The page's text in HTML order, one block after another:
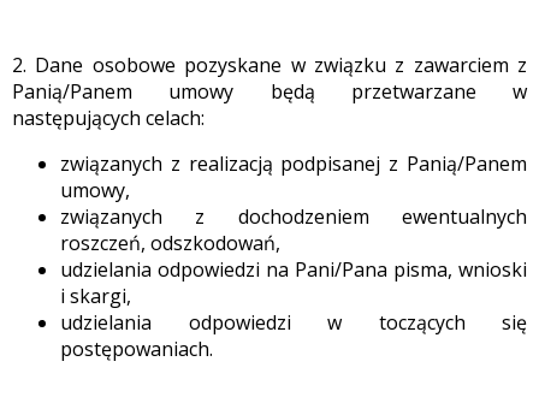
2. Dane osobowe pozyskane w związku z zawarciem z
Panią/Panem umowy będą przetwarzane w
następujących celach:
związanych z realizacją podpisanej z Panią/Panem
umowy,
związanych z dochodzeniem ewentualnych
roszczeń, odszkodowań,
udzielania odpowiedzi na Pani/Pana pisma, wnioski
i skargi,
udzielania odpowiedzi w toczących się
postępowaniach.